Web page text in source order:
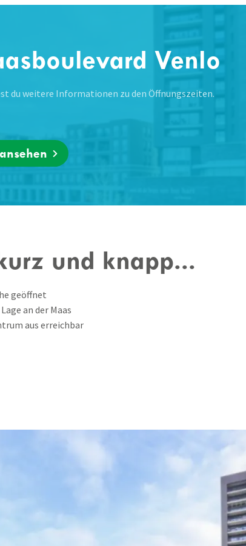
Venlo
du weitere Informationen zu den Öffnungszeiten.
und knapp...
geöffnet
an der Maas
aus erreichbar